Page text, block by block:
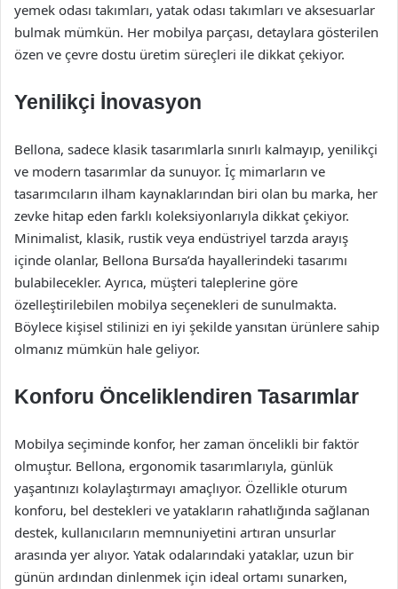
yemek odası takımları, yatak odası takımları ve aksesuarlar
bulmak mümkün. Her mobilya parçası, detaylara gösterilen
özen ve çevre dostu üretim süreçleri ile dikkat çekiyor.
Yenilikçi İnovasyon
Bellona, sadece klasik tasarımlarla sınırlı kalmayıp, yenilikçi
ve modern tasarımlar da sunuyor. İç mimarların ve
tasarımcıların ilham kaynaklarından biri olan bu marka, her
zevke hitap eden farklı koleksiyonlarıyla dikkat çekiyor.
Minimalist, klasik, rustik veya endüstriyel tarzda arayış
içinde olanlar, Bellona Bursa’da hayallerindeki tasarımı
bulabilecekler. Ayrıca, müşteri taleplerine göre
özelleştirilebilen mobilya seçenekleri de sunulmakta.
Böylece kişisel stilinizi en iyi şekilde yansıtan ürünlere sahip
olmanız mümkün hale geliyor.
Konforu Önceliklendiren Tasarımlar
Mobilya seçiminde konfor, her zaman öncelikli bir faktör
olmuştur. Bellona, ergonomik tasarımlarıyla, günlük
yaşantınızı kolaylaştırmayı amaçlıyor. Özellikle oturum
konforu, bel destekleri ve yatakların rahatlığında sağlanan
destek, kullanıcıların memnuniyetini artıran unsurlar
arasında yer alıyor. Yatak odalarındaki yataklar, uzun bir
günün ardından dinlenmek için ideal ortamı sunarken,